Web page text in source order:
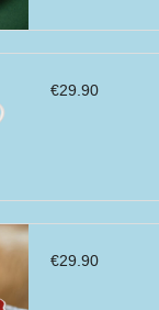
€29.90
€29.90